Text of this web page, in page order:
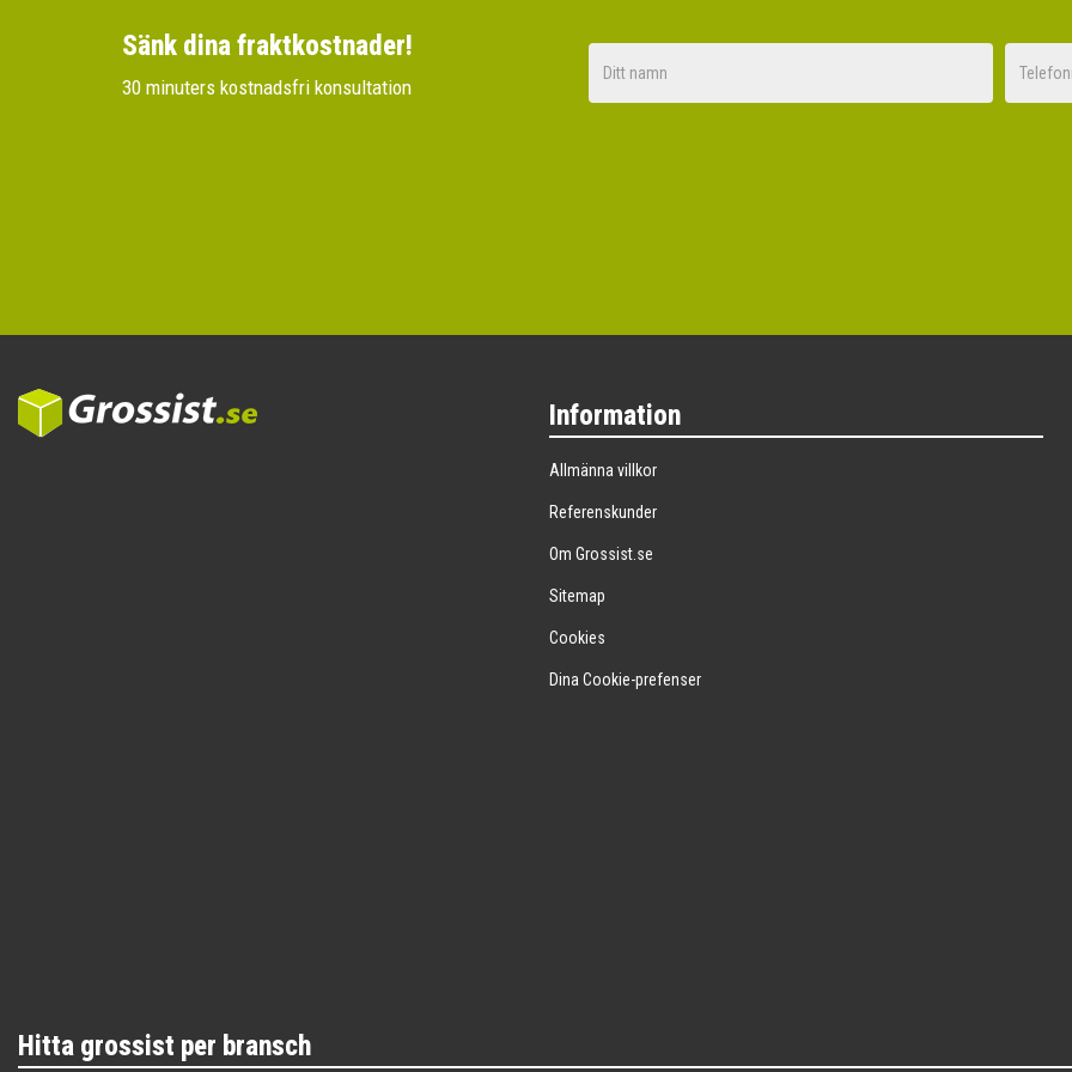
Sänk dina fraktkostnader!
30 minuters kostnadsfri konsultation
Information
Allmänna villkor
Referenskunder
Om Grossist.se
Sitemap
Cookies
Dina Cookie-prefenser
Hitta grossist per bransch